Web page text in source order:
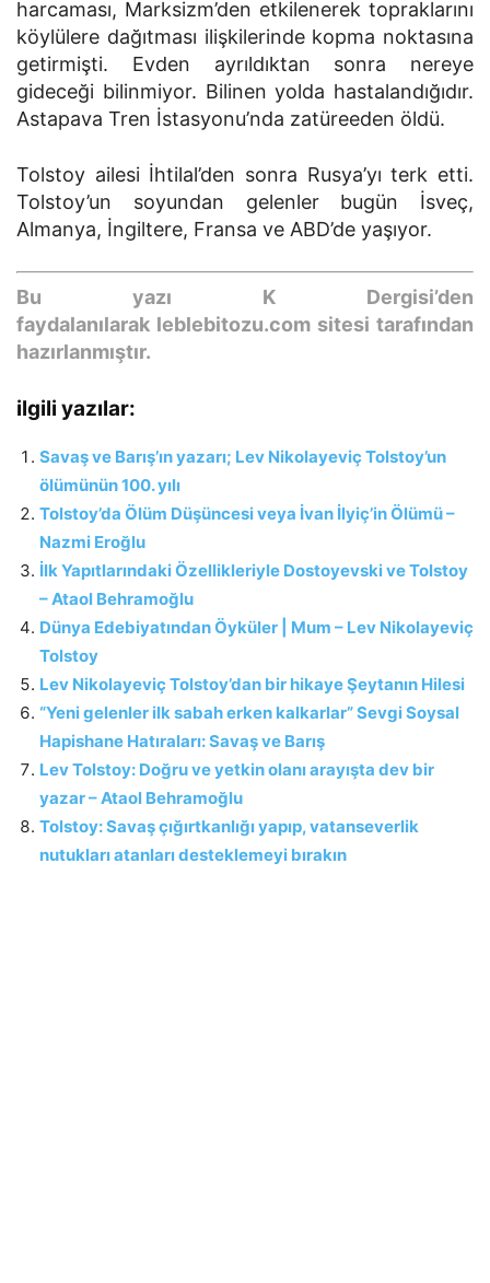
harcaması, Marksizm’den etkilenerek topraklarını
köylülere dağıtması ilişkilerinde kopma noktasına
getirmişti. Evden ayrıldıktan sonra nereye
gideceği bilinmiyor. Bilinen yolda hastalandığıdır.
Astapava Tren İstasyonu’nda zatüreeden öldü.
Tolstoy ailesi İhtilal’den sonra Rusya’yı terk etti.
Tolstoy’un soyundan gelenler bugün İsveç,
Almanya, İngiltere, Fransa ve ABD’de yaşıyor.
Bu yazı K Dergisi’den
faydalanılarak leblebitozu.com sitesi tarafından
hazırlanmıştır.
ilgili yazılar:
Savaş ve Barış’ın yazarı; Lev Nikolayeviç Tolstoy’un
ölümünün 100. yılı
Tolstoy’da Ölüm Düşüncesi veya İvan İlyiç’in Ölümü –
Nazmi Eroğlu
İlk Yapıtlarındaki Özellikleriyle Dostoyevski ve Tolstoy
– Ataol Behramoğlu
Dünya Edebiyatından Öyküler | Mum – Lev Nikolayeviç
Tolstoy
Lev Nikolayeviç Tolstoy’dan bir hikaye Şeytanın Hilesi
“Yeni gelenler ilk sabah erken kalkarlar” Sevgi Soysal
Hapishane Hatıraları: Savaş ve Barış
Lev Tolstoy: Doğru ve yetkin olanı arayışta dev bir
yazar – Ataol Behramoğlu
Tolstoy: Savaş çığırtkanlığı yapıp, vatanseverlik
nutukları atanları desteklemeyi bırakın